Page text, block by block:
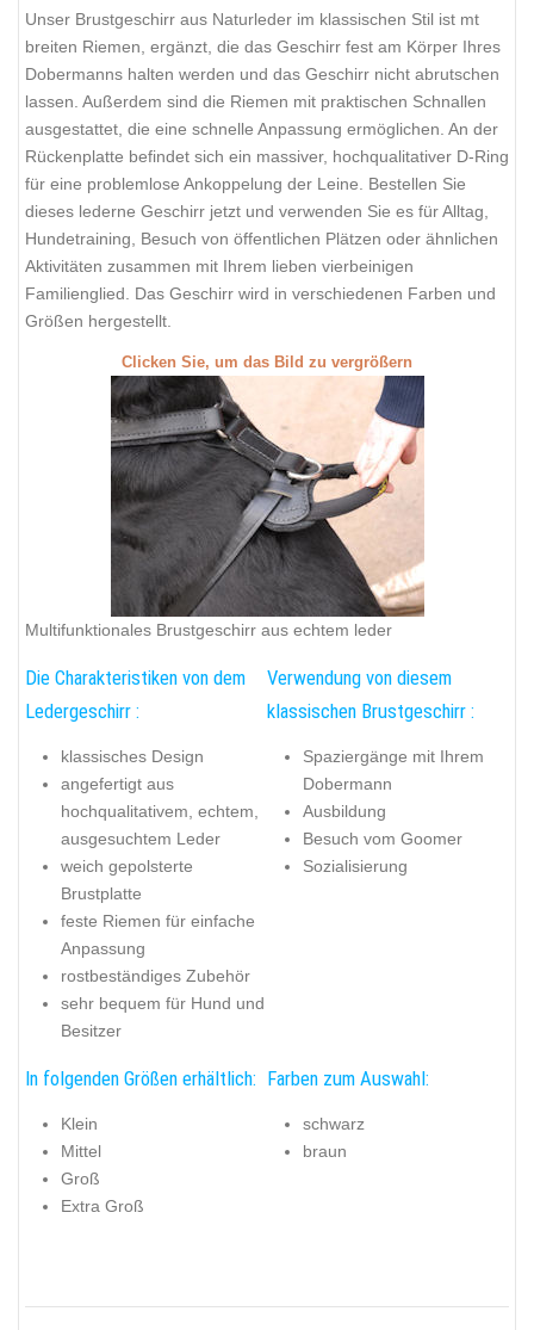
Unser Brustgeschirr aus Naturleder im klassischen Stil ist mt
breiten Riemen, ergänzt, die das Geschirr fest am Körper Ihres
Dobermanns halten werden und das Geschirr nicht abrutschen
lassen. Außerdem sind die Riemen mit praktischen Schnallen
ausgestattet, die eine schnelle Anpassung ermöglichen. An der
Rückenplatte befindet sich ein massiver, hochqualitativer D-Ring
für eine problemlose Ankoppelung der Leine. Bestellen Sie
dieses lederne Geschirr jetzt und verwenden Sie es für Alltag,
Hundetraining, Besuch von öffentlichen Plätzen oder ähnlichen
Aktivitäten zusammen mit Ihrem lieben vierbeinigen
Familienglied. Das Geschirr wird in verschiedenen Farben und
Größen hergestellt.
Clicken Sie, um das Bild zu vergrößern
Multifunktionales Brustgeschirr aus echtem leder
Die Charakteristiken von dem
Ledergeschirr :
klassisches Design
angefertigt aus
hochqualitativem, echtem,
ausgesuchtem Leder
weich gepolsterte
Brustplatte
feste Riemen für einfache
Anpassung
rostbeständiges Zubehör
sehr bequem für Hund und
Besitzer
Verwendung von diesem
klassischen Brustgeschirr :
Spaziergänge mit Ihrem
Dobermann
Ausbildung
Besuch vom Goomer
Sozialisierung
In folgenden Größen erhältlich:
Klein
Mittel
Groß
Extra Groß
Farben zum Auswahl:
schwarz
braun